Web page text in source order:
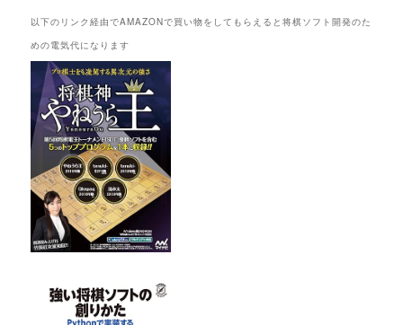
以下のリンク経由でAMAZONで買い物をしてもらえると将棋ソフト開発のた
めの電気代になります